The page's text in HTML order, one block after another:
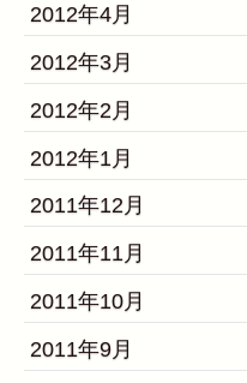
2012年4月
2012年3月
2012年2月
2012年1月
2011年12月
2011年11月
2011年10月
2011年9月